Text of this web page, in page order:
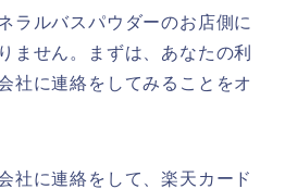
ラルバスパウダーのお店側に
ません。まずは、あなたの利
社に連絡をしてみることをオ
社に連絡をして、楽天カード